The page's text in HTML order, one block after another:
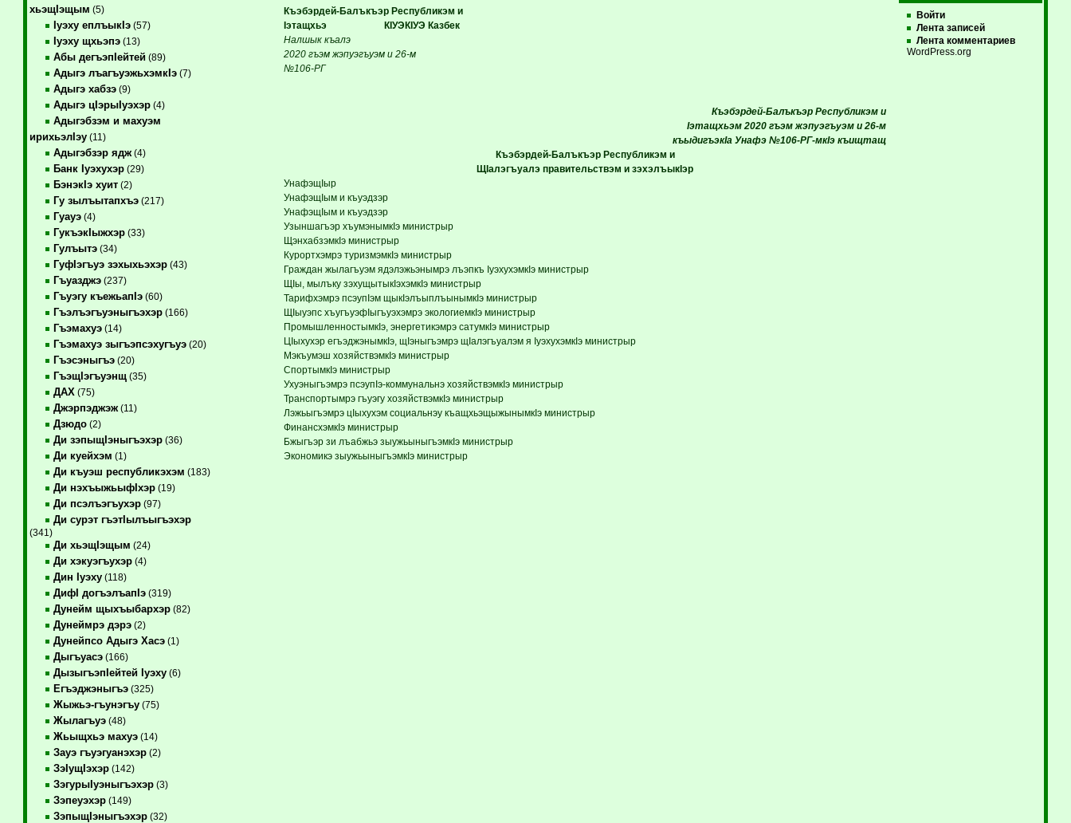
хьэщIэщым (5)
Iуэху еплъыкIэ(57)
Iуэху щхьэпэ(13)
Абы дегъэпIейтей(89)
Адыгэ лъагъуэжьхэмкIэ(7)
Адыгэ хабзэ(9)
Адыгэ цIэрыIуэхэр(4)
Адыгэбзэм и махуэм
ирихьэлIэу(11)
Адыгэбзэр ядж(4)
Банк Iуэхухэр(29)
БэнэкIэ хуит(2)
Гу зылъытапхъэ(217)
Гуауэ(4)
ГукъэкIыжхэр(33)
Гулъытэ(34)
ГуфIэгъуэ зэхыхьэхэр(43)
Гъуазджэ(237)
Гъуэгу къежьапIэ(60)
Гъэлъэгъуэныгъэхэр(166)
Гъэмахуэ(14)
Гъэмахуэ зыгъэпсэхугъуэ(20)
Гъэсэныгъэ(20)
ГъэщIэгъуэнщ(35)
ДАХ (75)
Джэрпэджэж(11)
Дзюдо(2)
Ди зэпыщIэныгъэхэр(36)
Ди куейхэм (1)
Ди къуэш республикэхэм (183)
Ди нэхъыжьыфIхэр(19)
Ди псэлъэгъухэр(97)
Ди сурэт гъэтIылъыгъэхэр
(341)
Ди хьэщIэщым (24)
Ди хэкуэгъухэр(4)
Дин Iуэху(118)
ДифI догъэлъапIэ(319)
Дунейм щыхъыбархэр(82)
Дунеймрэ дэрэ(2)
Дунейпсо Адыгэ Хасэ(1)
Дыгъуасэ(166)
ДызыгъэпIейтей Iуэху(6)
Егъэджэныгъэ(325)
Жыжьэ-гъунэгъу(75)
Жылагъуэ(48)
Жьыщхьэ махуэ(14)
Зауэ гъуэгуанэхэр(2)
ЗэIущIэхэр(142)
ЗэгурыIуэныгъэхэр(3)
Зэпеуэхэр(149)
ЗэпыщIэныгъэхэр(32)
Къэбэрдей-Балъкъэр Республикэм и
Iэтащхьэ КIУЭКIУЭ Казбек
Налшык къалэ
2020 гъэм жэпуэгъуэм и 26-м
№106-РГ
Къэбэрдей-Балъкъэр Республикэм и
Iэтащхьэм 2020 гъэм жэпуэгъуэм и 26-м
къыдигъэкIа Унафэ №106-РГ-мкIэ къищтащ
Къэбэрдей-Балъкъэр Республикэм и
ЩIалэгъуалэ правительствэм и зэхэлъыкIэр
УнафэщIыр
УнафэщIым и къуэдзэр
УнафэщIым и къуэдзэр
Узыншагъэр хъумэнымкIэ министрыр
ЩэнхабзэмкIэ министрыр
Курортхэмрэ туризмэмкIэ министрыр
Граждан жылагъуэм ядэлэжьэнымрэ лъэпкъ IуэхухэмкIэ министрыр
ЩIы, мылъку зэхущытыкIэхэмкIэ министрыр
Тарифхэмрэ псэупIэм щыкIэлъыплъынымкIэ министрыр
ЩIыуэпс хъугъуэфIыгъуэхэмрэ экологиемкIэ министрыр
ПромышленностымкIэ, энергетикэмрэ сатумкIэ министрыр
ЦIыхухэр егъэджэнымкIэ, щIэныгъэмрэ щIалэгъуалэм я IуэхухэмкIэ министрыр
Мэкъумэш хозяйствэмкIэ министрыр
СпортымкIэ министрыр
Ухуэныгъэмрэ псэупIэ-коммунальнэ хозяйствэмкIэ министрыр
Транспортымрэ гъуэгу хозяйствэмкIэ министрыр
Лэжьыгъэмрэ цIыхухэм социальнэу къащхьэщыжынымкIэ министрыр
ФинансхэмкIэ министрыр
Бжыгъэр зи лъабжьэ зыужьыныгъэмкIэ министрыр
Экономикэ зыужьыныгъэмкIэ министрыр
Войти
Лента записей
Лента комментариев
WordPress.org